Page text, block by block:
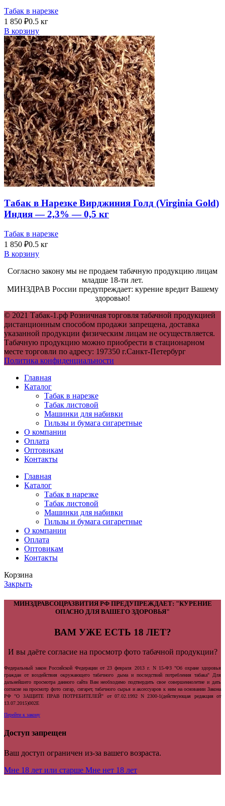
Табак в нарезке
1 850 ₽0.5 кг
В корзину
Табак в Нарезке Вирджиния Голд (Virginia Gold)
Индия — 2,3% — 0,5 кг
Табак в нарезке
1 850 ₽0.5 кг
В корзину
Согласно закону мы не продаем табачную продукцию лицам
младше 18-ти лет.
МИНЗДРАВ России предупреждает: курение вредит Вашему
здоровью!
© 2021 Табак-1.рф Розничная торговля табачной продукцией
дистанционным способом продажи запрещена, доставка
указанной продукции физическим лицам не осуществляется.
Табачную продукцию можно приобрести в стационарном
месте торговли по адресу: 197350 г.Санкт-Петербург
Политика конфиденциальности
Главная
Каталог
Табак в нарезке
Табак листовой
Машинки для набивки
Гильзы и бумага сигаретные
О компании
Оплата
Оптовикам
Контакты
Главная
Каталог
Табак в нарезке
Табак листовой
Машинки для набивки
Гильзы и бумага сигаретные
О компании
Оплата
Оптовикам
Контакты
Корзина
Закрыть
МИНЗДРАВСОЦРАЗВИТИЯ РФ ПРЕДУПРЕЖДАЕТ: "КУРЕНИЕ
ОПАСНО ДЛЯ ВАШЕГО ЗДОРОВЬЯ"
ВАМ УЖЕ ЕСТЬ 18 ЛЕТ?
И вы даёте согласие на просмотр фото табачной продукции?
Федеральный закон Российской Федерации от 23 февраля 2013 г. N 15-ФЗ "Об охране здоровья
граждан от воздействия окружающего табачного дыма и последствий потребления табака" Для
дальнейшего просмотра данного сайта Вам необходимо подтвердить свое совершеннолетие и дать
согласие на просмотр фото сигар, сигарет, табачного сырья и аксессуаров к ним на основании Закона
РФ "О ЗАЩИТЕ ПРАВ ПОТРЕБИТЕЛЕЙ" от 07.02.1992 N 2300-1(действующая редакция от
13.07.2015)002E
Перейти к закону
Доступ запрещен
Ваш доступ ограничен из-за вашего возраста.
Мне 18 лет или старше Мне нет 18 лет